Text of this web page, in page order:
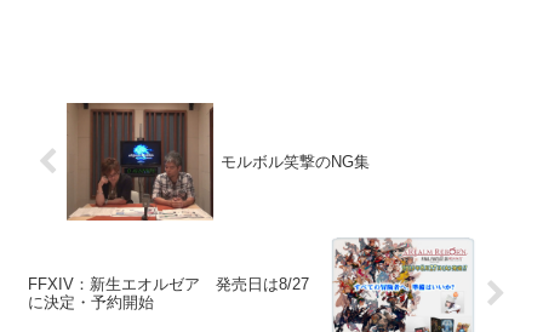
モルボル笑撃のNG集
FFXIV：新生エオルゼア 発売日は8/27
に決定・予約開始